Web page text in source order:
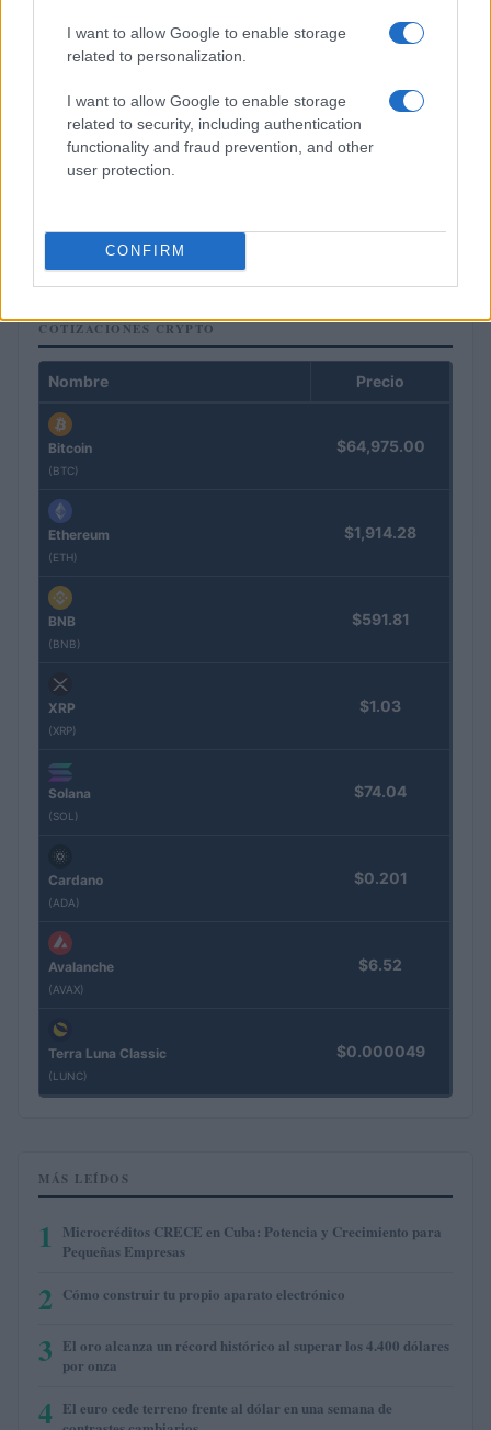
I want to allow Google to enable storage
related to personalization.
I want to allow Google to enable storage
related to security, including authentication
functionality and fraud prevention, and other
user protection.
CONFIRM
COTIZACIONES CRYPTO
Nombre Precio
Bitcoin
(BTC)
$64,975.00
Ethereum
(ETH)
$1,914.28
BNB
(BNB)
$591.81
XRP
(XRP)
$1.03
Solana
(SOL)
$74.04
Cardano
(ADA)
$0.201
Avalanche
(AVAX)
$6.52
Terra Luna Classic
(LUNC)
$0.000049
MÁS LEÍDOS
1
Microcréditos CRECE en Cuba: Potencia y Crecimiento para
Pequeñas Empresas
2 Cómo construir tu propio aparato electrónico
3 El oro alcanza un récord histórico al superar los 4.400 dólares
por onza
4 El euro cede terreno frente al dólar en una semana de